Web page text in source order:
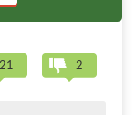
21 2